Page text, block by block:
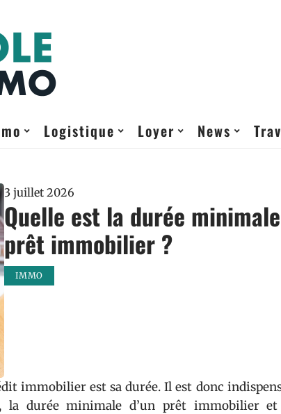
Logistique Loyer News
3 juillet 2026
Quelle est la durée minimale
prêt immobilier ?
IMMO
immobilier est sa durée. Il est donc
la durée minimale d’un prêt immobilier et